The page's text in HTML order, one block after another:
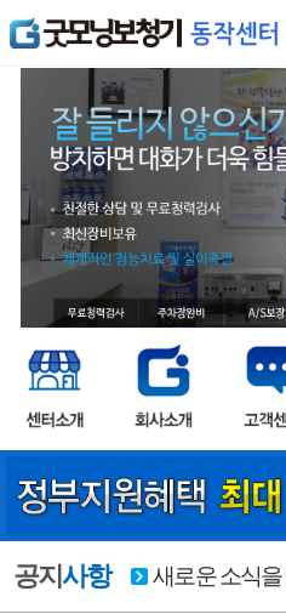
공지사항 새로운 소식